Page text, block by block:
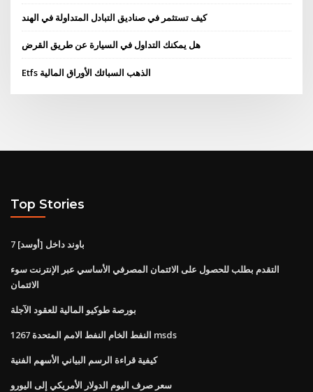
كيف تستثمر في صناديق التبادل المتداولة في الهند
هل يمكنك التداول في السيارة عن طريق القرض
Etfs الذهب السبائك الأوراق المالية
Top Stories
7 باوند داخل [أوسد]
التقدم بطلب للحصول على الائتمان المصرفي الأساسي عبر الإنترنت سوء
الائتمان
بورصة طوكيو المالية للعقود الآجلة
النفط الخام النفط الامم المتحدة 1267 msds
كيفية قراءة الرسم البياني الأسهم الفنية
سعر صرف اليوم الدولار الأمريكي إلى اليورو